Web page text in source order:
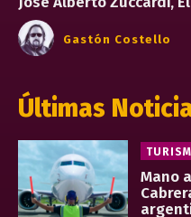
Gastón Costello
Últimas
Mano